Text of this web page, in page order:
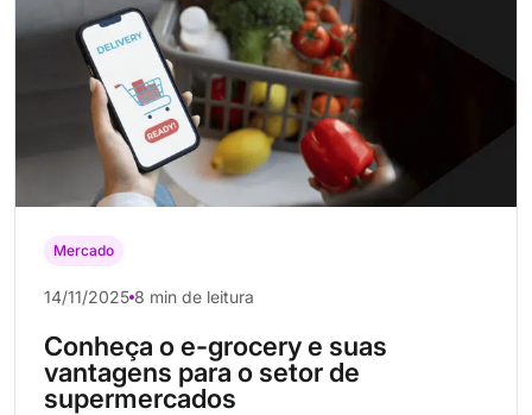
Mercado
14/11/2025 8 min de leitura
Conheça o e-grocery e suas
vantagens para o setor de
supermercados